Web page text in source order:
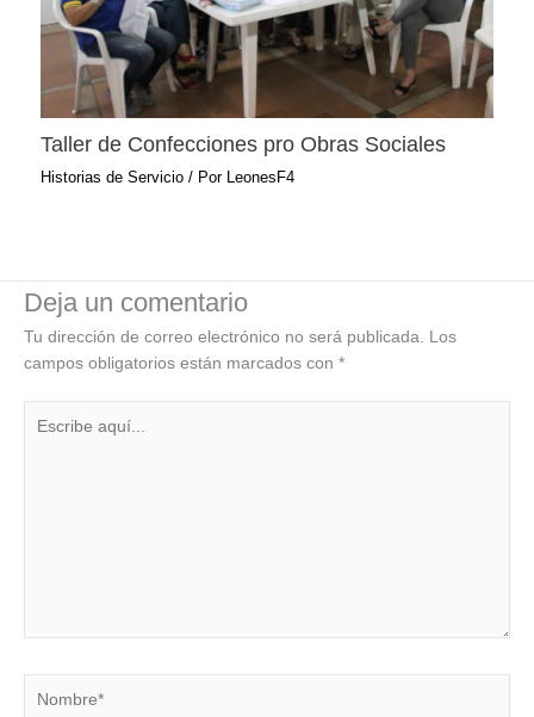
Taller de Confecciones pro Obras Sociales
Historias de Servicio / Por LeonesF4
Deja un comentario
Tu dirección de correo electrónico no será publicada.
Los
campos obligatorios están marcados con *